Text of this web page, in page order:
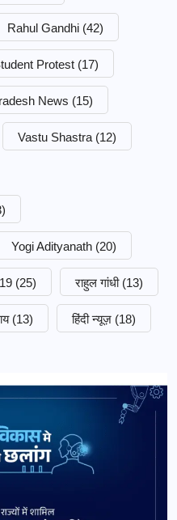
Rahul Gandhi (42)
Protest (17)
News (15)
Vastu Shastra (12)
Yogi Adityanath (20)
(25) राहुल गांधी (13)
(13) हिंदी न्यूज़ (18)